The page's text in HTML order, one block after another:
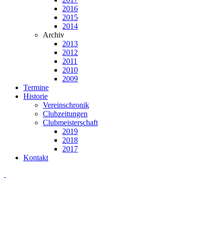
2016
2015
2014
Archiv
2013
2012
2011
2010
2009
Termine
Historie
Vereinschronik
Clubzeitungen
Clubmeisterschaft
2019
2018
2017
Kontakt